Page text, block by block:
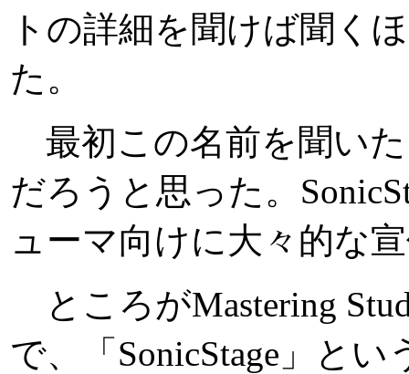
トの詳細を聞けば聞く
た。
最初この名前を聞い
だろうと思った。
ューマ向けに大々的な
ところがMastering
で、「SonicStage」と